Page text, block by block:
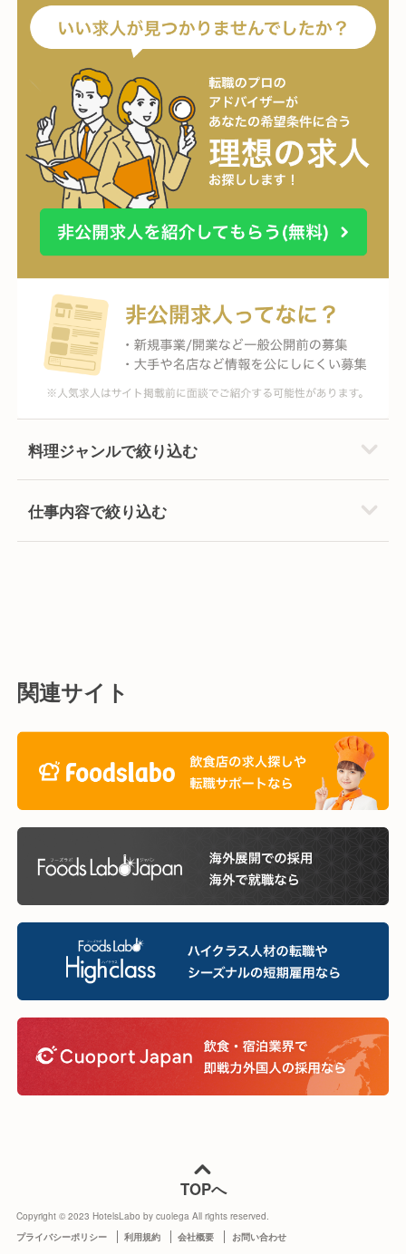
料理ジャンルで絞り込む
仕事内容で絞り込む
関連サイト
TOPへ
Copyright © 2023 HotelsLabo by cuolega All rights reserved.
プライバシーポリシー
利用規約 会社概要 お問い合わせ